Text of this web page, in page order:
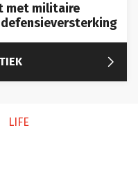
met militaire

LIFE